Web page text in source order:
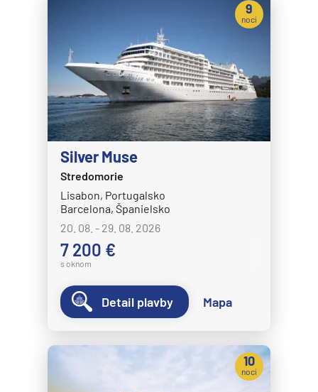
Silver Muse
Stredomorie
Lisabon, Portugalsko
Barcelona, Španielsko
20. 08. - 29. 08. 2026
7 200 €
s oknom
9
nocí
Detail plavby Mapa
10
nocí